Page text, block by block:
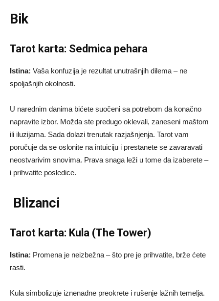
Bik
Tarot karta: Sedmica pehara
Istina: Vaša konfuzija je rezultat unutrašnjih dilema – ne
spoljašnjih okolnosti.
U narednim danima bićete suočeni sa potrebom da konačno
napravite izbor. Možda ste predugo oklevali, zaneseni maštom
ili iluzijama. Sada dolazi trenutak razjašnjenja. Tarot vam
poručuje da se oslonite na intuiciju i prestanete se zavaravati
neostvarivim snovima. Prava snaga leži u tome da izaberete –
i prihvatite posledice.
Blizanci
Tarot karta: Kula (The Tower)
Istina: Promena je neizbežna – što pre je prihvatite, brže ćete
rasti.
Kula simbolizuje iznenadne preokrete i rušenje lažnih temelja.